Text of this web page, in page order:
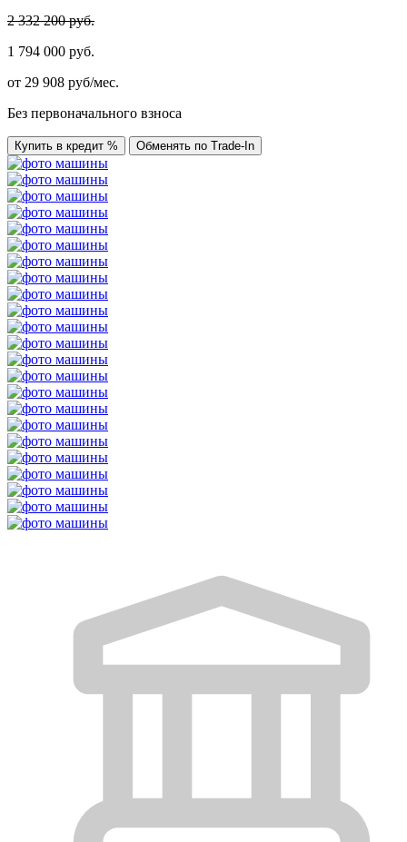
2 332 200 руб.
1 794 000 руб.
от 29 908 руб/мес.
Без первоначального взноса
Купить в кредит % Обменять по Trade-In